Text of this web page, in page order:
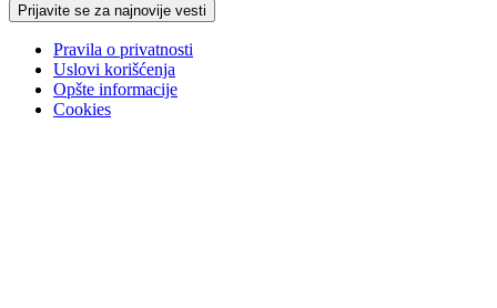
Prijavite se za najnovije vesti
Pravila o privatnosti
Uslovi korišćenja
Opšte informacije
Cookies